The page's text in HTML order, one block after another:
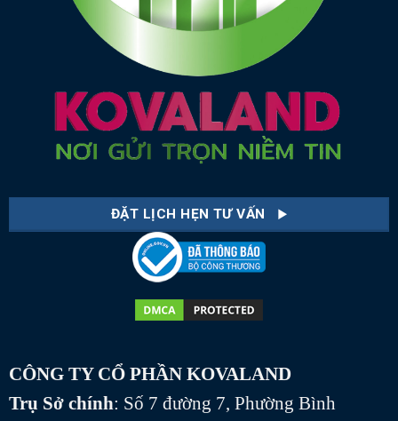
ĐẶT LỊCH HẸN TƯ VẤN
CÔNG TY CỔ PHẦN KOVALAND
Trụ Sở chính: Số 7 đường 7, Phường Bình